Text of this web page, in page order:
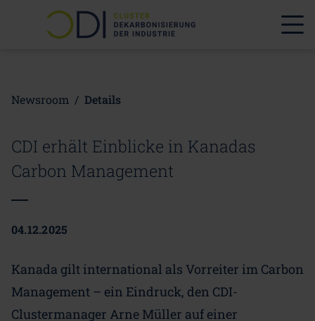
Newsroom / Details
CDI erhält Einblicke in Kanadas
Carbon Management
04.12.2025
Kanada gilt international als Vorreiter im Carbon
Management – ein Eindruck, den CDI-
Clustermanager Arne Müller auf einer